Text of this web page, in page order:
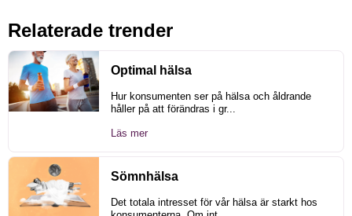
Relaterade trender
Optimal hälsa
Hur konsumenten ser på hälsa och åldrande
håller på att förändras i gr...
Läs mer
Sömnhälsa
Det totala intresset för vår hälsa är starkt hos